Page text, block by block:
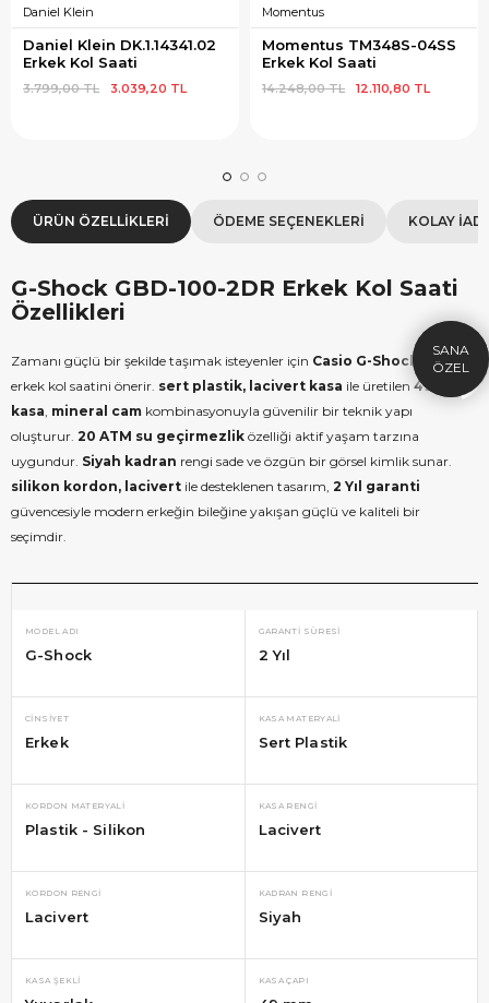
Daniel Klein
Daniel Klein DK.1.14341.02
Erkek Kol Saati
3.039,20 TL
3.799,00 TL
Momentus
Momentus TM348S-04SS
Erkek Kol Saati
12.110,80 TL
14.248,00 TL
ÜRÜN ÖZELLIKLERI ÖDEME SEÇENEKLERI KOLAY
G-Shock GBD-100-2DR Erkek Kol Saati
Özellikleri
Zamanı güçlü bir şekilde taşımak isteyenler için Casio G-Shock
serisi bu
erkek kol saatini önerir. sert plastik, lacivert kasa ile üretilen 49 mm
kasa mineral cam kombinasyonuyla güvenilir bir teknik yapı
oluşturur. 20 ATM su geçirmezlik özelliği aktif yaşam tarzına
uygundur. Siyah kadran rengi sade ve özgün bir görsel kimlik sunar.
silikon kordon, lacivert ile desteklenen tasarım, 2 Yıl garanti
güvencesiyle modern erkeğin bileğine yakışan güçlü ve kaliteli bir
seçimdir.
MODEL ADI
G-Shock
GARANTI SÜRESI
2 Yıl
CINSIYET
Erkek
KASA MATERYALI
Sert Plastik
KORDON MATERYALI
Plastik - Silikon
KASA RENGI
Lacivert
KORDON RENGI
Lacivert
KADRAN RENGI
Siyah
KASA ŞEKLI KASA ÇAPI
HEDIYE
ÇEKI
9.999 TL üzeri alışverişe özel
1.000 TL Hediye Çeki
KOPYALA